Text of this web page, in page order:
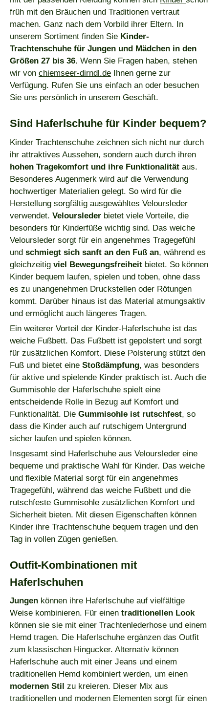
früh mit den Bräuchen und Traditionen vertraut
machen. Ganz nach dem Vorbild ihrer Eltern. In
unserem Sortiment finden Sie Kinder-
Trachtenschuhe für Jungen und Mädchen in den
Größen 27 bis 36. Wenn Sie Fragen haben, stehen
wir von chiemseer-dirndl.de Ihnen gerne zur
Verfügung. Rufen Sie uns einfach an oder besuchen
Sie uns persönlich in unserem Geschäft.
Sind Haferlschuhe für Kinder bequem?
Kinder Trachtenschuhe zeichnen sich nicht nur durch
ihr attraktives Aussehen, sondern auch durch ihren
hohen Tragekomfort und ihre Funktionalität aus.
Besonderes Augenmerk wird auf die Verwendung
hochwertiger Materialien gelegt. So wird für die
Herstellung sorgfältig ausgewähltes Veloursleder
verwendet. Veloursleder bietet viele Vorteile, die
besonders für Kinderfüße wichtig sind. Das weiche
Veloursleder sorgt für ein angenehmes Tragegefühl
und schmiegt sich sanft an den Fuß an, während es
gleichzeitig viel Bewegungsfreiheit bietet. So können
Kinder bequem laufen, spielen und toben, ohne dass
es zu unangenehmen Druckstellen oder Rötungen
kommt. Darüber hinaus ist das Material atmungsaktiv
und ermöglicht auch längeres Tragen.
Ein weiterer Vorteil der Kinder-Haferlschuhe ist das
weiche Fußbett. Das Fußbett ist gepolstert und sorgt
für zusätzlichen Komfort. Diese Polsterung stützt den
Fuß und bietet eine Stoßdämpfung, was besonders
für aktive und spielende Kinder praktisch ist. Auch die
Gummisohle der Haferlschuhe spielt eine
entscheidende Rolle in Bezug auf Komfort und
Funktionalität. Die Gummisohle ist rutschfest, so
dass die Kinder auch auf rutschigem Untergrund
sicher laufen und spielen können.
Insgesamt sind Haferlschuhe aus Veloursleder eine
bequeme und praktische Wahl für Kinder. Das weiche
und flexible Material sorgt für ein angenehmes
Tragegefühl, während das weiche Fußbett und die
rutschfeste Gummisohle zusätzlichen Komfort und
Sicherheit bieten. Mit diesen Eigenschaften können
Kinder ihre Trachtenschuhe bequem tragen und den
Tag in vollen Zügen genießen.
Outfit-Kombinationen mit
Haferlschuhen
Jungen können ihre Haferlschuhe auf vielfältige
Weise kombinieren. Für einen traditionellen Look
können sie sie mit einer Trachtenlederhose und einem
Hemd tragen. Die Haferlschuhe ergänzen das Outfit
zum klassischen Hingucker. Alternativ können
Haferlschuhe auch mit einer Jeans und einem
traditionellen Hemd kombiniert werden, um einen
modernen Stil zu kreieren. Dieser Mix aus
traditionellen und modernen Elementen sorgt für einen